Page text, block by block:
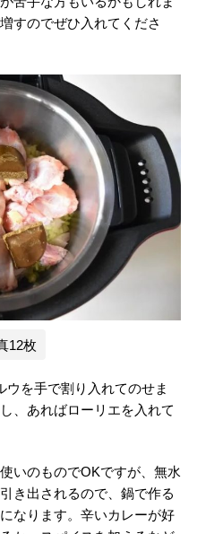
すのでぜひ入れてくださ
12枚
ウを手で割り入れてのせま
、あればローリエを入れて
いのものでOKですが、無水
き出されるので、鍋で作る
なります。辛いカレーが好